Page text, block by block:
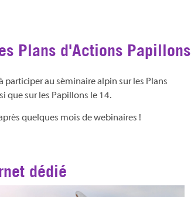
Plans d'Actions Papillons
participer au séminaire alpin sur les Plans
que sur les Papillons le 14.
quelques mois de webinaires !
dédié